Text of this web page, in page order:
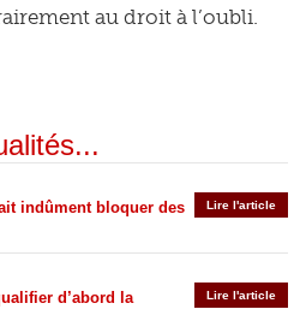
au droit à l’oubli.
Lire l'article
indûment bloquer des
Lire l'article
d’abord la